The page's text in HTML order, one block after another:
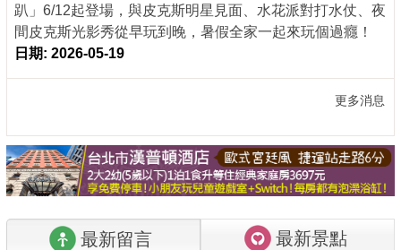
趴」6/12起登場，與皮克斯明星見面、水花派對打水仗、夜
間皮克斯光影秀從早玩到晚，暑假全家一起來玩個過癮！
日期: 2026-05-19
更多消息
最新留言 最新景點